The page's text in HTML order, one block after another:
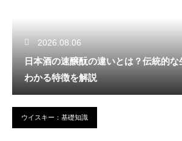
2026.08.06
日本酒の速醸酛の違いとは？伝統的
わかる特徴を解説
ウイスキー：基礎知識